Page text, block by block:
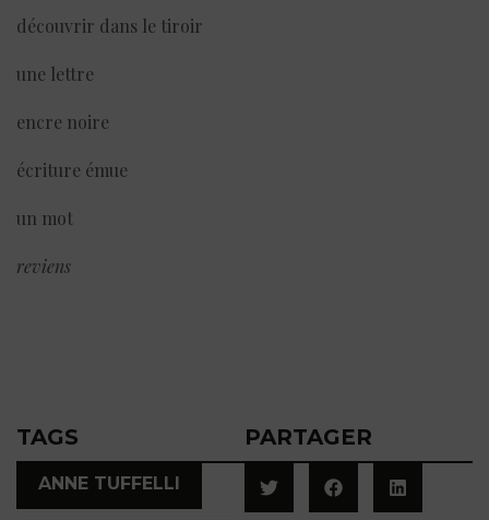
découvrir dans le tiroir
une lettre
encre noire
écriture émue
un mot
reviens
TAGS
ANNE TUFFELLI
PARTAGER